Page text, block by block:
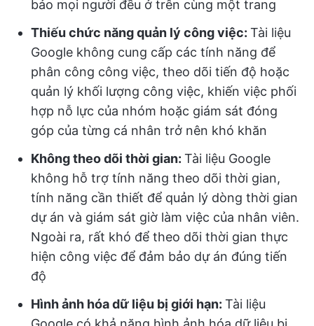
bảo mọi người đều ở trên cùng một trang
Thiếu chức năng quản lý công việc: Tài liệu
Google không cung cấp các tính năng để
phân công công việc, theo dõi tiến độ hoặc
quản lý khối lượng công việc, khiến việc phối
hợp nỗ lực của nhóm hoặc giám sát đóng
góp của từng cá nhân trở nên khó khăn
Không theo dõi thời gian: Tài liệu Google
không hỗ trợ tính năng theo dõi thời gian,
tính năng cần thiết để quản lý dòng thời gian
dự án và giám sát giờ làm việc của nhân viên.
Ngoài ra, rất khó để theo dõi thời gian thực
hiện công việc để đảm bảo dự án đúng tiến
độ
Hình ảnh hóa dữ liệu bị giới hạn: Tài liệu